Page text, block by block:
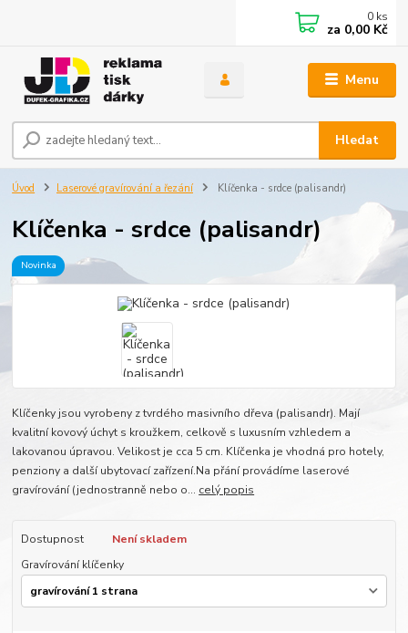
Menu
Hledat
0 ks
za 0,00 Kč
Úvod Laserové gravírování a řezání Klíčenka - srdce (palisandr)
Klíčenka - srdce (palisandr)
Novinka
Klíčenky jsou vyrobeny z tvrdého masivního dřeva (palisandr). Mají
kvalitní kovový úchyt s kroužkem, celkově s luxusním vzhledem a
lakovanou úpravou. Velikost je cca 5 cm. Klíčenka je vhodná pro hotely,
penziony a další ubytovací zařízení.Na přání provádíme laserové
gravírování (jednostranně nebo o... celý popis
Dostupnost
Není skladem
Gravírování klíčenky